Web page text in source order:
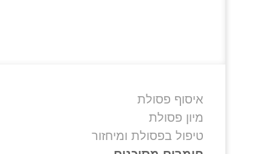
איסוף פסולת
מיון פסולת
טיפול בפסולת ומיחזור